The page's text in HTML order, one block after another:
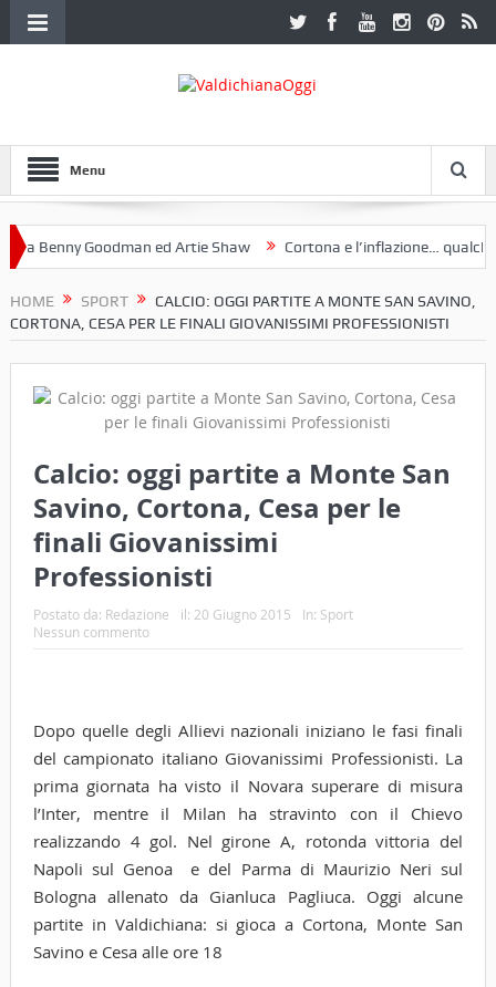
Menu
Benny Goodman ed Artie Shaw Cortona e l’inflazione… qualche
HOME SPORT
CALCIO: OGGI PARTITE A MONTE SAN SAVINO,
CORTONA, CESA PER LE FINALI GIOVANISSIMI PROFESSIONISTI
Calcio: oggi partite a Monte San
Savino, Cortona, Cesa per le
finali Giovanissimi
Professionisti
Postato da: Redazione il: 20 Giugno 2015 In: Sport
Nessun commento
Dopo quelle degli Allievi nazionali iniziano le fasi finali
del campionato italiano Giovanissimi Professionisti. La
prima giornata ha visto il Novara superare di misura
l’Inter, mentre il Milan ha stravinto con il Chievo
realizzando 4 gol. Nel girone A, rotonda vittoria del
Napoli sul Genoa e del Parma di Maurizio Neri sul
Bologna allenato da Gianluca Pagliuca. Oggi alcune
partite in Valdichiana: si gioca a Cortona, Monte San
Savino e Cesa alle ore 18